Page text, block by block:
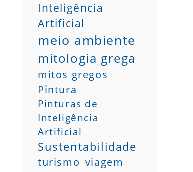
Inteligência
Artificial
meio ambiente
mitologia grega
mitos gregos
Pintura
Pinturas de
Inteligência
Artificial
Sustentabilidade
turismo viagem